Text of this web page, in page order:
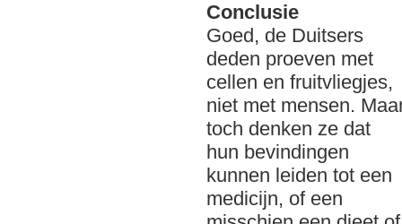
Conclusie
Goed, de Duitsers
deden proeven met
cellen en fruitvliegjes,
niet met mensen.
toch denken ze dat
hun bevindingen
kunnen leiden tot een
medicijn, of een